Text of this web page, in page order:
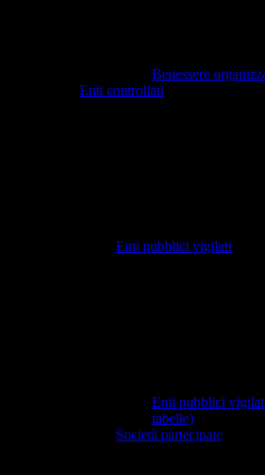
Benessere
Enti controllati
Enti pubblici vigilati
Enti pubblici
tabelle)
Società partecipate